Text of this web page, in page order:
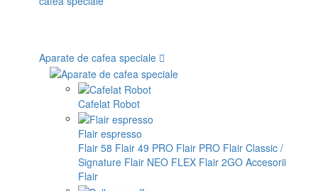
Aparate de cafea speciale
Cafelat Robot
Flair espresso
Flair 58 Flair 49 PRO Flair PRO Flair Classic /
Signature Flair NEO FLEX Flair 2GO Accesorii
Flair